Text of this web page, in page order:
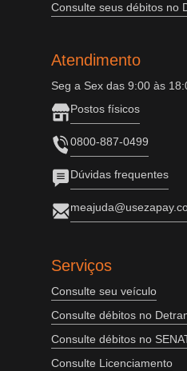
Consulte seus débitos no
Atendimento
Seg a Sex das 9:00 às
Postos físicos
0800-887-0499
Dúvidas frequentes
Serviços
Consulte seu veículo
Consulte débitos no
Consulte débitos no
Consulte Licenciamento